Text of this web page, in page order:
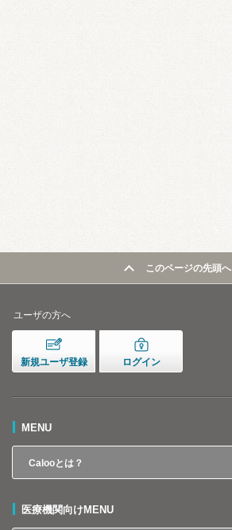
このページの先頭へ
ユーザの方へ
新規ユーザ登録 ログイン
MENU
Calooとは？
医療機関向けMENU